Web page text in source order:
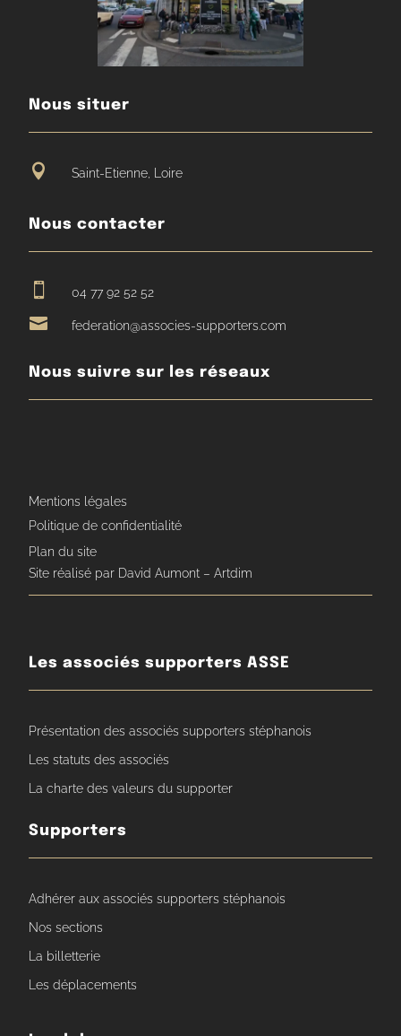
Nous situer
 Saint-Etienne, Loire
Nous contacter
 04 77 92 52 52
 federation@associes-supporters.com
Nous suivre sur les réseaux
Mentions légales
Politique de confidentialité
Plan du site
Site réalisé par David Aumont – Artdim
Les associés supporters ASSE
Présentation des associés supporters stéphanois
Les statuts des associés
La charte des valeurs du supporter
Supporters
Adhérer aux associés supporters stéphanois
Nos sections
La billetterie
Les déplacements